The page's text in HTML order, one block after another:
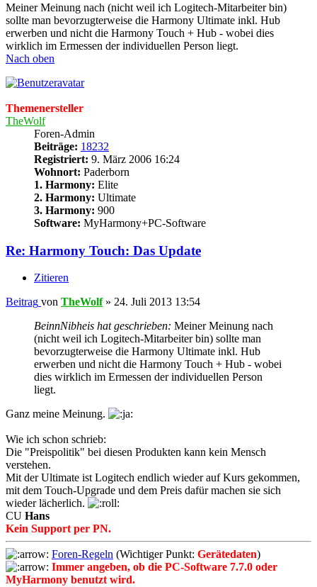
Meiner Meinung nach (nicht weil ich Logitech-Mitarbeiter bin)
sollte man bevorzugterweise die Harmony Ultimate inkl. Hub
erwerben und nicht die Harmony Touch + Hub - wobei dies
wirklich im Ermessen der individuellen Person liegt.
Nach oben
Themenersteller
TheWolf
Foren-Admin
Beiträge: 18232
Registriert: 9. März 2006 16:24
Wohnort: Paderborn
1. Harmony: Elite
2. Harmony: Ultimate
3. Harmony: 900
Software: MyHarmony+PC-Software
Re: Harmony Touch: Das Update
Zitieren
Beitrag von TheWolf» 24. Juli 2013 13:54
BeinnNibheis hat geschrieben: Meiner Meinung nach
(nicht weil ich Logitech-Mitarbeiter bin) sollte man
bevorzugterweise die Harmony Ultimate inkl. Hub
erwerben und nicht die Harmony Touch + Hub - wobei
dies wirklich im Ermessen der individuellen Person
liegt.
Ganz meine Meinung.
Wie ich schon schrieb:
Die "Preispolitik" bei diesen Produkten kann kein Mensch
verstehen.
Mit der Ultimate ist Logitech endlich wieder auf Kurs gekommen,
mit dem Touch-Upgrade und dem Preis dafür machen sie sich
wieder lächerlich.
CU Hans
Kein Support per PN.
Foren-Regeln (Wichtiger Punkt: Gerätedaten)
Immer angeben, ob die PC-Software 7.7.0 oder
MyHarmony benutzt wird.